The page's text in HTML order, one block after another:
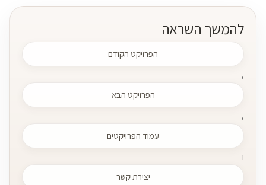
להמשך השראה
הפרויקט הקודם
,
הפרויקט הבא
,
עמוד הפרויקטים
ו
יצירת קשר